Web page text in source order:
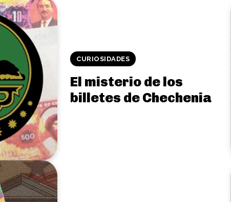
CURIOSIDADES
El misterio de los
billetes de Chechenia